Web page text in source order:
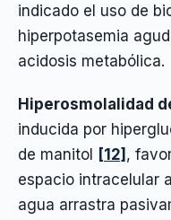
indicado el uso de
hiperpotasemia
acidosis metabólica.
Hiperosmolalidad
inducida por
de manitol
[12] ,
espacio intracelular
agua arrastra